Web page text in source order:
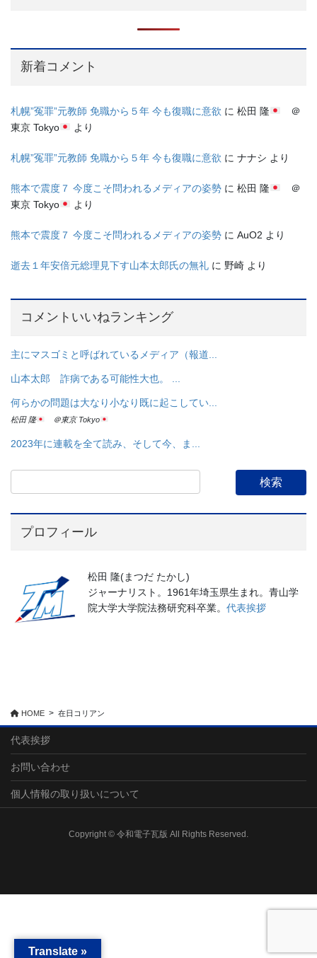
新着コメント
札幌”冤罪”元教師 免職から５年 今も復職に意欲 に 松田 隆
＠
東京 Tokyo
より
札幌”冤罪”元教師 免職から５年 今も復職に意欲 に ナナシ より
熊本で震度７ 今度こそ問われるメディアの姿勢 に 松田 隆
＠
東京 Tokyo
より
熊本で震度７ 今度こそ問われるメディアの姿勢 に AuO2 より
逝去１年安倍元総理見下す山本太郎氏の無礼 に 野崎 より
コメントいいねランキング
主にマスゴミと呼ばれているメディア（報道...
山本太郎 詐病である可能性大也。 ...
何らかの問題は大なり小なり既に起こしてい...
松田 隆 ＠東京 Tokyo
2023年に連載を全て読み、そして今、ま...
プロフィール
松田 隆(まつだ たかし)
ジャーナリスト。1961年埼玉県生まれ。青山学
院大学大学院法務研究科卒業。 代表挨拶
HOME 在日コリアン
代表挨拶
お問い合わせ
個人情報の取り扱いについて
Copyright © 令和電子瓦版 All Rights Reserved.
Translate »